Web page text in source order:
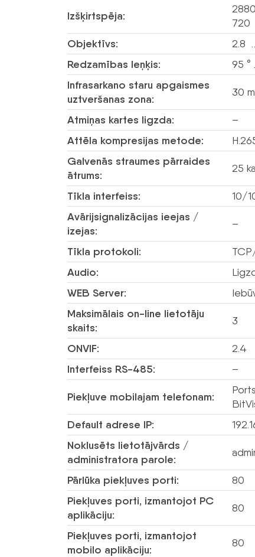
Izšķirtspēja:
720
Objektīvs: 2.8
Redzamības leņķis: 95 °
Infrasarkano staru apgaismes
uztveršanas zona:
30 m
Atmiņas kartes ligzda: –
Attēla kompresijas metode:
Galvenās straumes pārraides
ātrums:
25
Tīkla interfeiss: 10/
Avārijsignalizācijas ieejas /
izejas:
–
Tīkla protokoli:
Audio:
WEB Server:
Maksimālais on-line lietotāju
skaits:
3
ONVIF: 2.4
Interfeiss RS-485: –
Piekļuve mobilajam telefonam:
Default adrese IP:
Noklusēts lietotājvārds /
administratora parole:
Pārlūka piekļuves porti: 80
Piekļuves porti, izmantojot PC
aplikāciju:
80
Piekļuves porti, izmantojot
mobilo aplikāciju:
80